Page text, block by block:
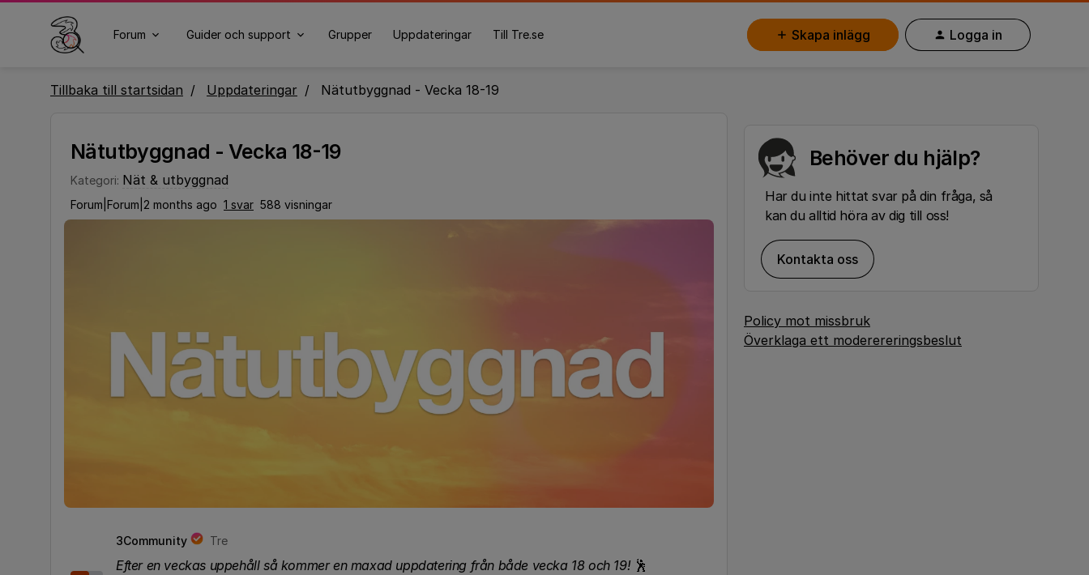
Forum Guider och support Grupper Uppdateringar Till Tre.se Skapa inlägg Logga in
Tillbaka till startsidan Uppdateringar Nätutbyggnad - Vecka 18-19
Nätutbyggnad - Vecka 18-19
Kategori: Nät & utbyggnad
Forum|Forum|2 months ago 1 svar 588 visningar
3Community Tre
Efter en veckas uppehåll så kommer en maxad uppdatering från både vecka 18 och 19! 🕺
Behöver du hjälp?
Har du inte hittat svar på din fråga, så
kan du alltid höra av dig till oss!
Kontakta oss
Policy mot missbruk
Överklaga ett moderereringsbeslut